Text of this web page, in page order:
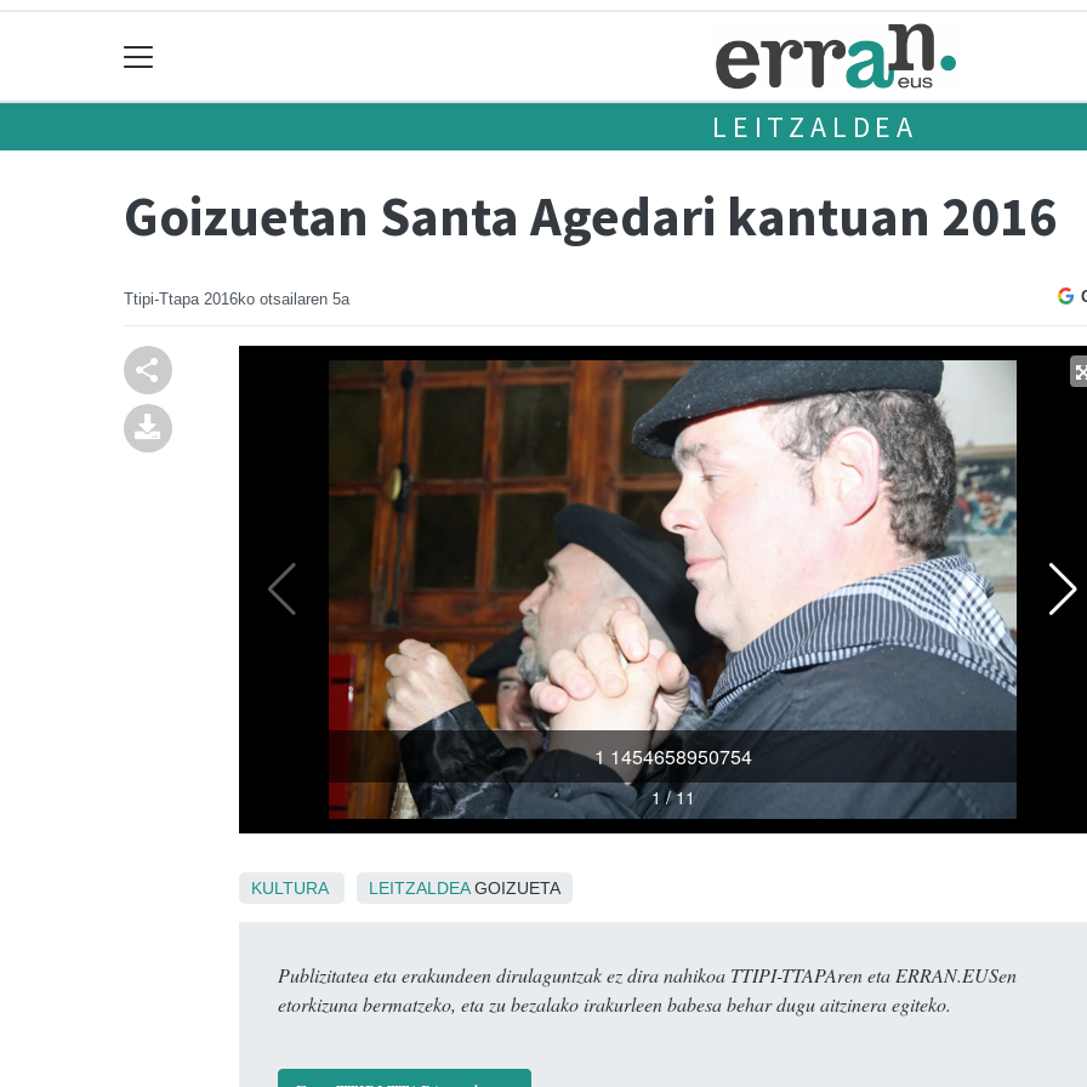
LEITZALDEA
Goizuetan Santa Agedari kantuan 2016
Ttipi-Ttapa 2016ko otsailaren 5a
KULTURA LEITZALDEAGOIZUETA
Publizitatea eta erakundeen dirulaguntzak ez dira nahikoa TTIPI-TTAPAren eta ERRAN.EUSen
etorkizuna bermatzeko, eta zu bezalako irakurleen babesa behar dugu aitzinera egiteko.